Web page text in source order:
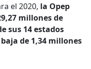
el 2020, la Opep
millones de
sus 14 estados
de 1,34 millones